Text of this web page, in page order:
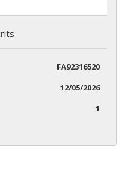
FA92316520
12/05/2026
1